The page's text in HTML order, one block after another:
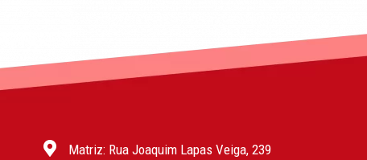
Matriz: Rua Joaquim Lapas Veiga, 239